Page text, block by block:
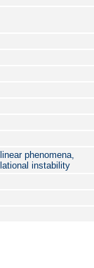
phenomena,
instability